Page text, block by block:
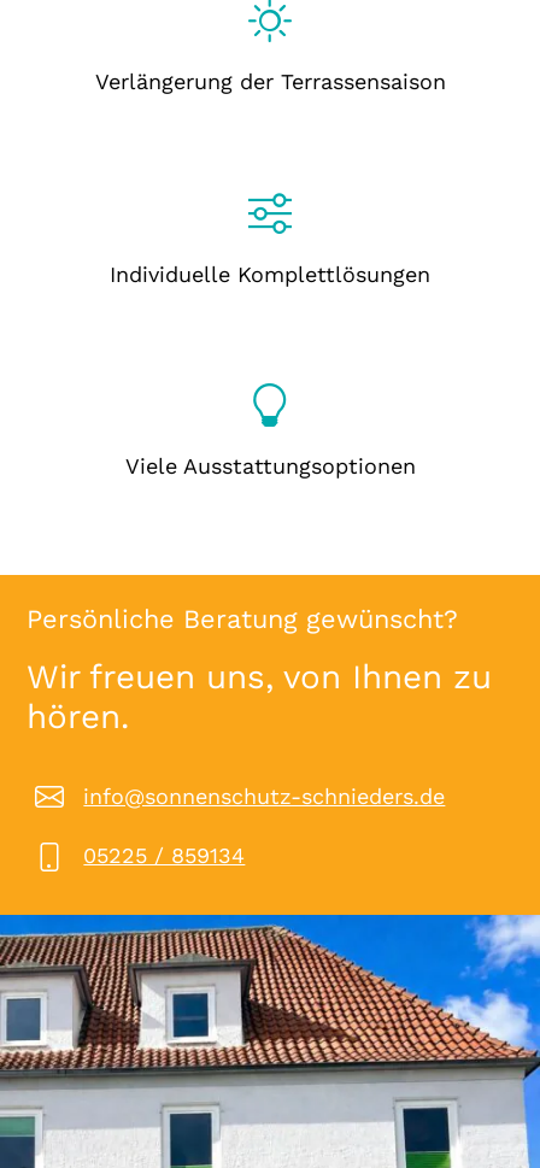
Verlängerung der Terrassensaison
Individuelle Komplettlösungen
Viele Ausstattungsoptionen
Persönliche Beratung gewünscht?
Wir freuen uns, von Ihnen zu
hören.
info@sonnenschutz-schnieders.de
05225 / 859134